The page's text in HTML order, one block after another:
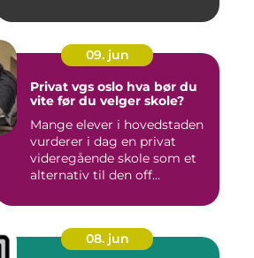
09. jun
Privat vgs oslo hva bør du
vite før du velger skole?
Mange elever i hovedstaden
vurderer i dag en privat
videregående skole som et
alternativ til den off...
08. jun